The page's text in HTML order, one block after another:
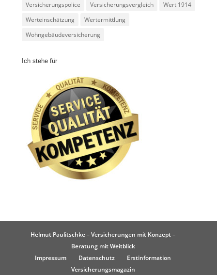
Versicherungspolice
Versicherungsvergleich
Wert 1914
Werteinschätzung
Wertermittlung
Wohngebäudeversicherung
Ich stehe für
Helmut Paulitschke – Versicherungen mit Konzept –
Beratung mit Weitblick
Impressum
Datenschutz
Erstinformation
Versicherungsmagazin